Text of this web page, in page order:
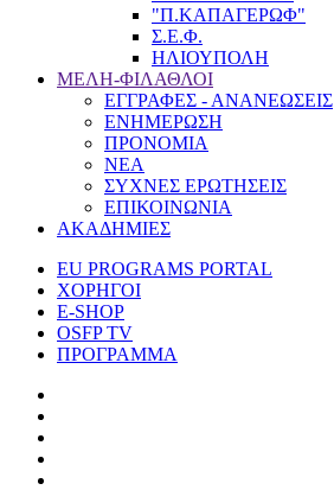
"Π.ΚΑΠΑΓΕΡΩΦ"
Σ.Ε.Φ.
ΗΛΙΟΥΠΟΛΗ
ΜΕΛΗ-ΦΙΛΑΘΛΟΙ
ΕΓΓΡΑΦΕΣ - ΑΝΑΝΕΩΣΕΙΣ
ΕΝΗΜΕΡΩΣΗ
ΠΡΟΝΟΜΙΑ
NEA
ΣΥΧΝΕΣ ΕΡΩΤΗΣΕΙΣ
ΕΠΙΚΟΙΝΩΝΙΑ
ΑΚΑΔΗΜΙΕΣ
EU PROGRAMS PORTAL
ΧΟΡΗΓΟΙ
E-SHOP
OSFP TV
ΠΡΟΓΡΑΜΜΑ